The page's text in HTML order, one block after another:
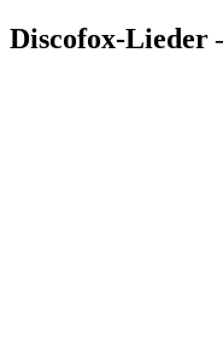
Discofox-Lieder